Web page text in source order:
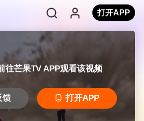
打开APP
往芒果TV APP观看该视频
馈 打开APP